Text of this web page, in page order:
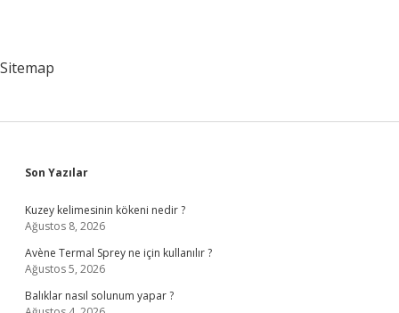
Sitemap
Sidebar
Son Yazılar
Kuzey kelimesinin kökeni nedir ?
Ağustos 8, 2026
Avène Termal Sprey ne için kullanılır ?
Ağustos 5, 2026
Balıklar nasıl solunum yapar ?